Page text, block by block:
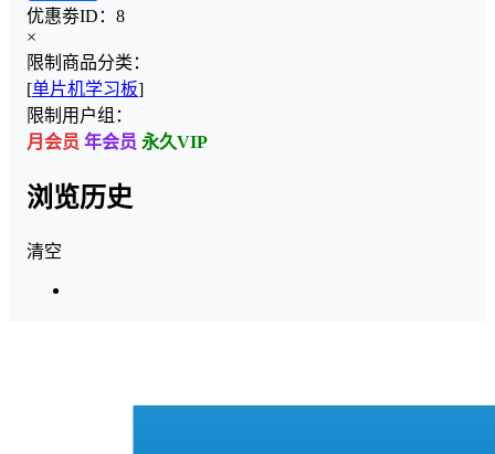
优惠劵ID： 8
×
限制商品分类：
[单片机学习板]
限制用户组：
月会员 年会员 永久VIP
浏览历史
清空